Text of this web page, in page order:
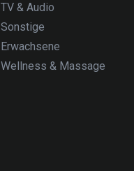
TV & Audio
Sonstige
Erwachsene
Wellness & Massage